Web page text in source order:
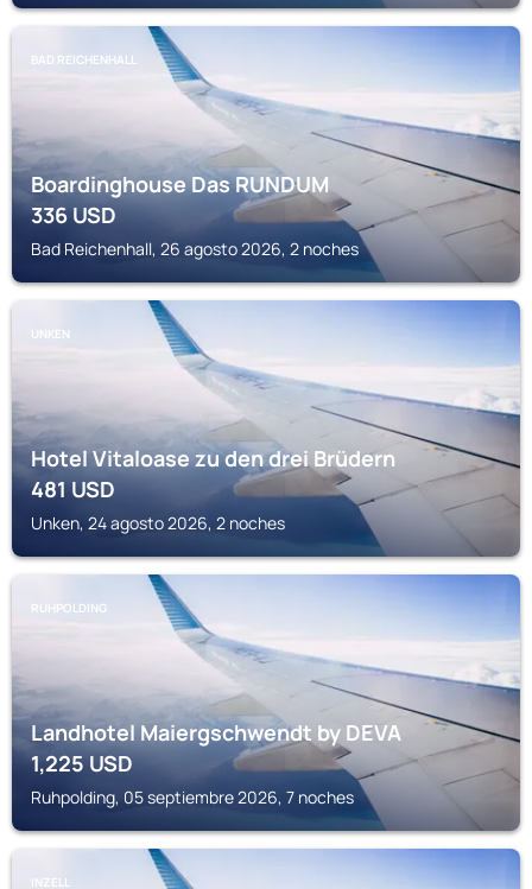
BAD REICHENHALL
Boardinghouse Das RUNDUM
336USD
Bad Reichenhall, 26 agosto 2026, 2 noches
UNKEN
Hotel Vitaloase zu den drei Brüdern
481USD
Unken, 24 agosto 2026, 2 noches
RUHPOLDING
Landhotel Maiergschwendt by DEVA
1,225USD
Ruhpolding, 05 septiembre 2026, 7 noches
INZELL